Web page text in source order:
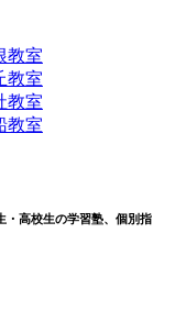
高校生の学習塾、個別指